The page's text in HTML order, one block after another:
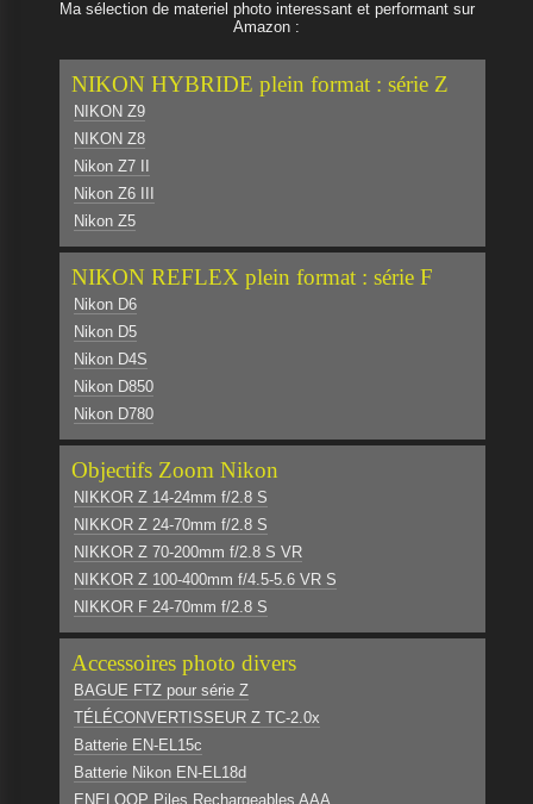
Ma sélection de materiel photo interessant et performant sur
Amazon :
NIKON HYBRIDE plein format : série Z
NIKON Z9
NIKON Z8
Nikon Z7 II
Nikon Z6 III
Nikon Z5
NIKON REFLEX plein format : série F
Nikon D6
Nikon D5
Nikon D4S
Nikon D850
Nikon D780
Objectifs Zoom Nikon
NIKKOR Z 14-24mm f/2.8 S
NIKKOR Z 24-70mm f/2.8 S
NIKKOR Z 70-200mm f/2.8 S VR
NIKKOR Z 100-400mm f/4.5-5.6 VR S
NIKKOR F 24-70mm f/2.8 S
Accessoires photo divers
BAGUE FTZ pour série Z
TÉLÉCONVERTISSEUR Z TC-2.0x
Batterie EN-EL15c
Batterie Nikon EN-EL18d
ENELOOP Piles Rechargeables AAA